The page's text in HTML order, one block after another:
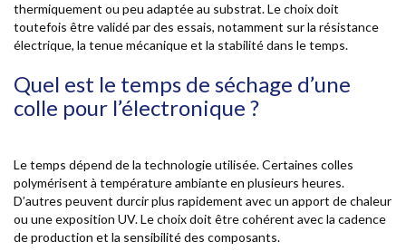
thermiquement ou peu adaptée au substrat. Le choix doit
toutefois être validé par des essais, notamment sur la résistance
électrique, la tenue mécanique et la stabilité dans le temps.
Quel est le temps de séchage d’une
colle pour l’électronique ?
Le temps dépend de la technologie utilisée. Certaines colles
polymérisent à température ambiante en plusieurs heures.
D’autres peuvent durcir plus rapidement avec un apport de chaleur
ou une exposition UV. Le choix doit être cohérent avec la cadence
de production et la sensibilité des composants.